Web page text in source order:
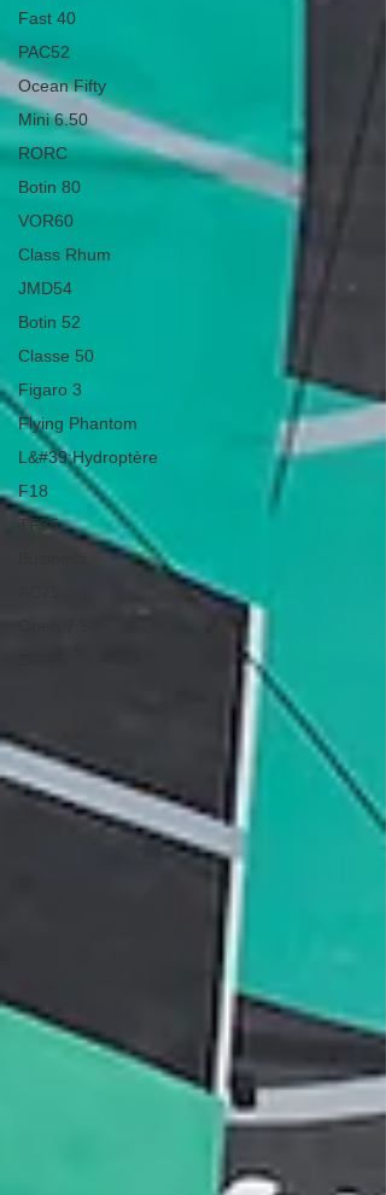
Fast 40
PAC52
Ocean Fifty
Mini 6.50
RORC
Botin 80
VOR60
Class Rhum
JMD54
Botin 52
Classe 50
Figaro 3
Flying Phantom
L&#39;Hydroptère
F18
TF35